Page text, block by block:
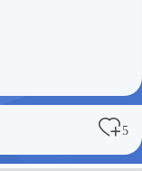
5